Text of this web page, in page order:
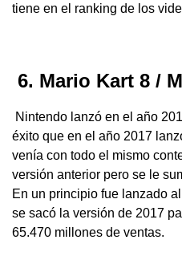
tiene en el ranking de los
6. Mario Kart 8 /
Nintendo lanzó en el año
éxito que en el año 2017
venía con todo el mismo
versión anterior pero se le
En un principio fue lanzado
se sacó la versión de 2017
65.470 millones de ventas.